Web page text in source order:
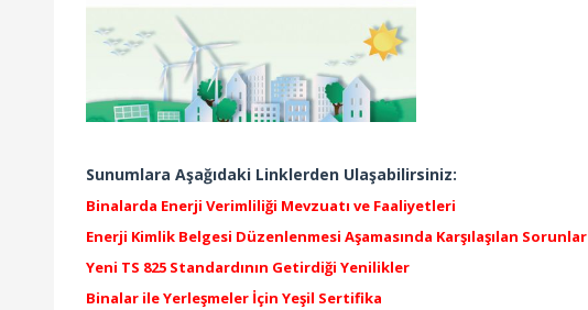
Sunumlara Aşağıdaki Linklerden Ulaşabilirsiniz:
Binalarda Enerji Verimliliği Mevzuatı ve Faaliyetleri
Enerji Kimlik Belgesi Düzenlenmesi Aşamasında Karşılaşılan Sorunlar
Yeni TS 825 Standardının Getirdiği Yenilikler
Binalar ile Yerleşmeler İçin Yeşil Sertifika